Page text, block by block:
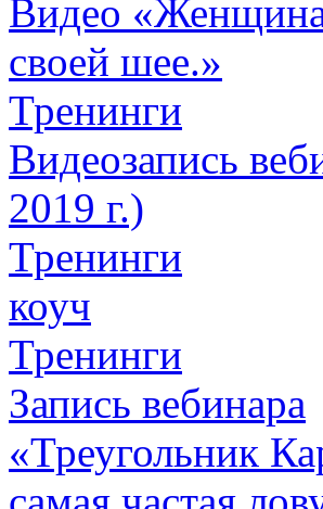
Видео
своей шее.»
Тренинги
Видеозапись
2019 г.)
Тренинги
коуч
Тренинги
Запись вебинара
«Треугольник